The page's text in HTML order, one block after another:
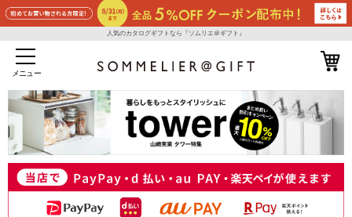
人気のカタログギフトなら『ソムリエ＠ギフト』
メニュー